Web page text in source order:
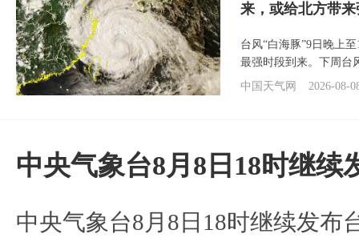
来，或给北方带
台风“白海豚”9日晚上
最强时段到来。下周台
中国天气网
2026-08-
中央气象台8月8日18时继续
中央气象台8月8日18时继续发布